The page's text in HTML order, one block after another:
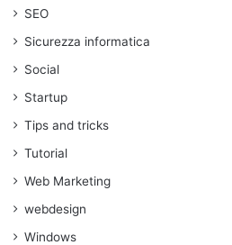
SEO
Sicurezza informatica
Social
Startup
Tips and tricks
Tutorial
Web Marketing
webdesign
Windows